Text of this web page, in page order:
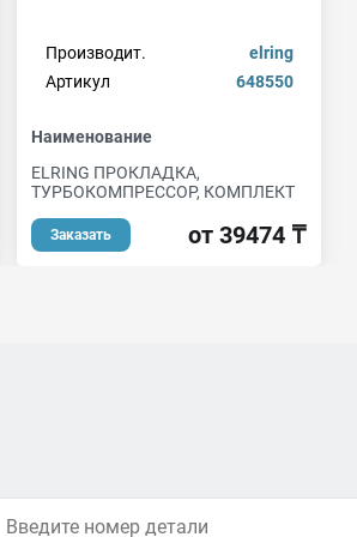
Производит.
elring
Артикул
648550
Наименование
ELRING ПРОКЛАДКА,
ТУРБОКОМПРЕССОР, КОМПЛЕКТ
Заказать от 39474 ₸